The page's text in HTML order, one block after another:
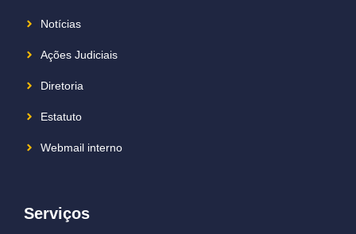
Notícias
Ações Judiciais
Diretoria
Estatuto
Webmail interno
Serviços